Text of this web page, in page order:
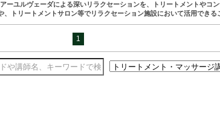
アーユルヴェーダによる深いリラクセーションを、トリートメントやコ
、トリートメントサロン等でリラクセーション施設において活用できる
1